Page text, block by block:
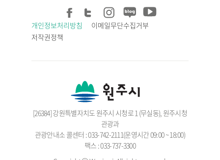
개인정보처리방침
이메일무단수집거부
저작권정책
[26384] 강원특별자치도 원주시 시청로 1 (무실동), 원주시청
관광과
관광안내소 콜센터 : 033-742-2111(운영시간 09:00 ~ 18:00)
팩스 : 033-737-3300